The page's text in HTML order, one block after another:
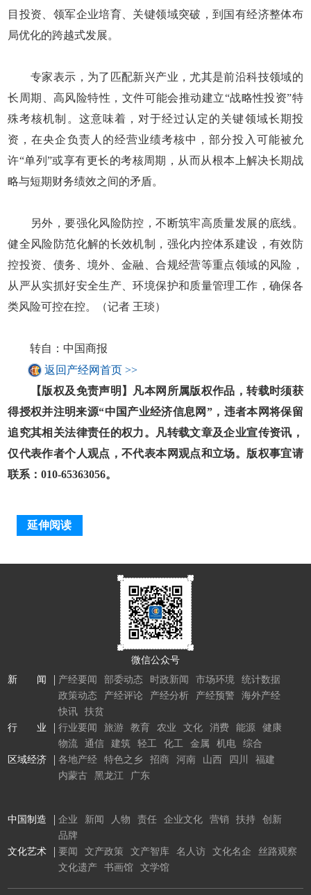
目投资、领军企业培育、关键领域突破，到国有经济整体布
局优化的跨越式发展。
专家表示，为了匹配新兴产业，尤其是前沿科技领域的
长周期、高风险特性，文件可能会推动建立“战略性投资”特
殊考核机制。这意味着，对于经过认定的关键领域长期投
资，在央企负责人的经营业绩考核中，部分投入可能被允
许“单列”或享有更长的考核周期，从而从根本上解决长期战
略与短期财务绩效之间的矛盾。
另外，要强化风险防控，不断筑牢高质量发展的底线。
健全风险防范化解的长效机制，强化内控体系建设，有效防
控投资、债务、境外、金融、合规经营等重点领域的风险，
从严从实抓好安全生产、环境保护和质量管理工作，确保各
类风险可控在控。（记者 王琰）
转自：中国商报
返回产经网首页 >>
【版权及免责声明】凡本网所属版权作品，转载时须获
得授权并注明来源“中国产业经济信息网”，违者本网将保留
追究其相关法律责任的权力。凡转载文章及企业宣传资讯，
仅代表作者个人观点，不代表本网观点和立场。版权事宜请
联系：010-65363056。
延伸阅读
微信公众号
新 闻
产经要闻 部委动态 时政新闻 市场环境
统计数据
政策动态
产经评论 产经分析 产经预警
海外产经
快讯
扶贫
行 业
行业要闻 旅游 教育 农业 文化 消费 能源
健康
物流
通信 建筑 轻工 化工 金属 机电
综合
区域经济
各地产经 特色之乡 招商 河南 山西 四川
福建
内蒙古
黑龙江 广东
中国制造 企业 新闻 人物 责任 企业文化 营销 扶持
创新
品牌
文化艺术
要闻 文产政策 文产智库 名人访 文化名企
丝路观察
文化遗产
书画馆 文学馆